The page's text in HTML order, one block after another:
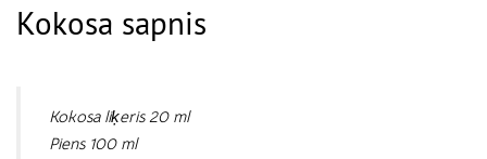
Kokosa sapnis
Kokosa liķeris 20 ml
Piens 100 ml